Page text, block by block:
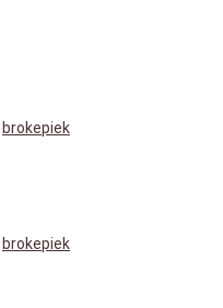
brokepiek
brokepiek